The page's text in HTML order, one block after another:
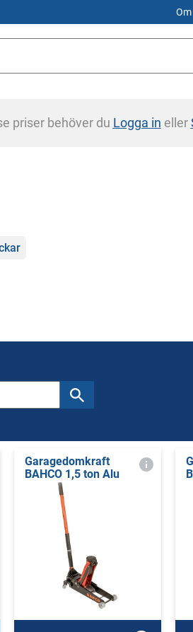
priser behöver du Logga in eller
Garagedomkraft
BAHCO 1,5 ton Alu